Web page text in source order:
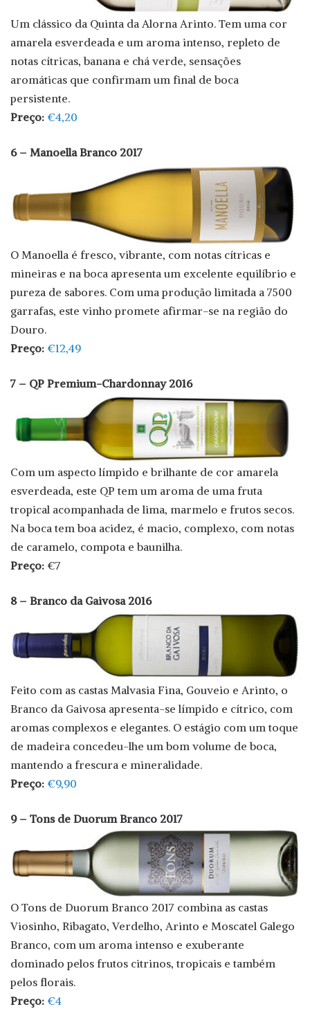
Um clássico da Quinta da Alorna Arinto. Tem uma cor
amarela esverdeada e um aroma intenso, repleto de
notas cítricas, banana e chá verde, sensações
aromáticas que confirmam um final de boca
persistente.
Preço: €4,20
6 – Manoella Branco 2017
O Manoella é fresco, vibrante, com notas cítricas e
mineiras e na boca apresenta um excelente equilíbrio e
pureza de sabores. Com uma produção limitada a 7500
garrafas, este vinho promete afirmar-se na região do
Douro.
Preço: €12,49
7 – QP Premium-Chardonnay 2016
Com um aspecto límpido e brilhante de cor amarela
esverdeada, este QP tem um aroma de uma fruta
tropical acompanhada de lima, marmelo e frutos secos.
Na boca tem boa acidez, é macio, complexo, com notas
de caramelo, compota e baunilha.
Preço: €7
8 – Branco da Gaivosa 2016
Feito com as castas Malvasia Fina, Gouveio e Arinto, o
Branco da Gaivosa apresenta-se límpido e cítrico, com
aromas complexos e elegantes. O estágio com um toque
de madeira concedeu-lhe um bom volume de boca,
mantendo a frescura e mineralidade.
Preço: €9,90
9 – Tons de Duorum Branco 2017
O Tons de Duorum Branco 2017 combina as castas
Viosinho, Ribagato, Verdelho, Arinto e Moscatel Galego
Branco, com um aroma intenso e exuberante
dominado pelos frutos citrinos, tropicais e também
pelos florais.
Preço: €4